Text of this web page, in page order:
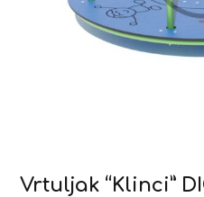
Vrtuljak “Klinci”